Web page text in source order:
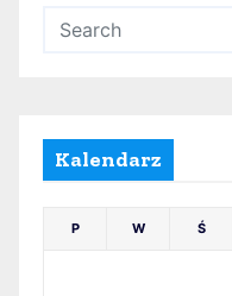
Kalendarz
P W Ś